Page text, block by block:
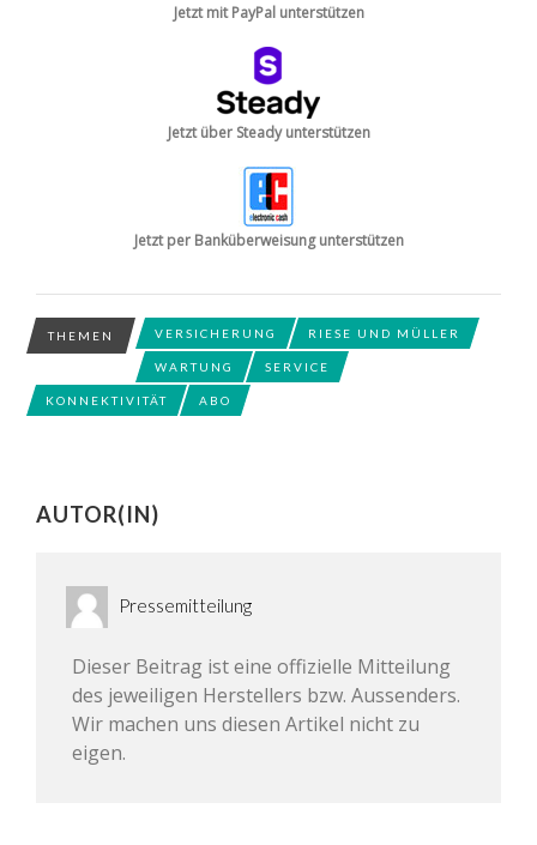
Jetzt mit PayPal unterstützen
Jetzt über Steady unterstützen
Jetzt per Banküberweisung unterstützen
THEMEN VERSICHERUNG RIESE UND MÜLLER
WARTUNG SERVICE
KONNEKTIVITÄT ABO
AUTOR(IN)
Pressemitteilung
Dieser Beitrag ist eine offizielle Mitteilung
des jeweiligen Herstellers bzw. Aussenders.
Wir machen uns diesen Artikel nicht zu
eigen.